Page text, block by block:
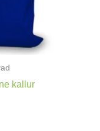
kallur